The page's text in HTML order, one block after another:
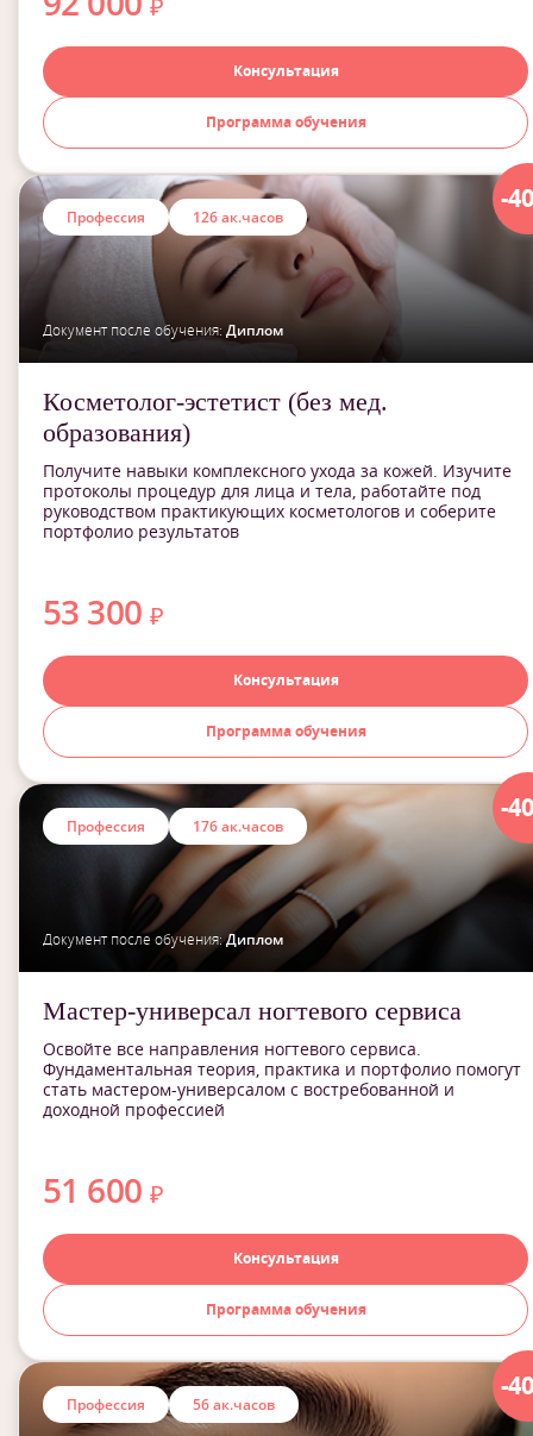
₽
Консультация
Программа обучения
-
Профессия 126 ак.часов
Документ после обучения: Диплом
Косметолог-эстетист (без мед.
образования)
Получите навыки комплексного ухода за кожей. Изучите
протоколы процедур для лица и тела, работайте под
руководством практикующих косметологов и соберите
портфолио результатов
53 300₽
Консультация
Программа обучения
-
Профессия 176 ак.часов
Документ после обучения:Диплом
Мастер-универсал ногтевого сервиса
Освойте все направления ногтевого сервиса.
Фундаментальная теория, практика и портфолио помогут
стать мастером-универсалом с востребованной и
доходной профессией
51 600₽
Консультация
Программа обучения
-
Профессия 56 ак.часов